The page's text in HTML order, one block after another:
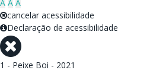
A A A
cancelar acessibilidade
Declaração de acessibilidade
1 - Peixe Boi - 2021